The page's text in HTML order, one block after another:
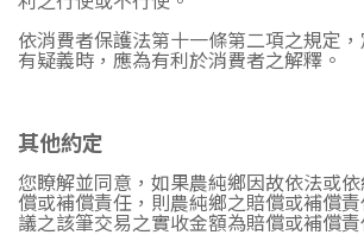
依消費者保護法第十一條第二項之規定
有疑義時，應為有利於消費者之解釋。
其他約定
您瞭解並同意，如果農純鄉因故依法或
償或補償責任，則農純鄉之賠償或補償
議之該筆交易之實收金額為賠償或補償責